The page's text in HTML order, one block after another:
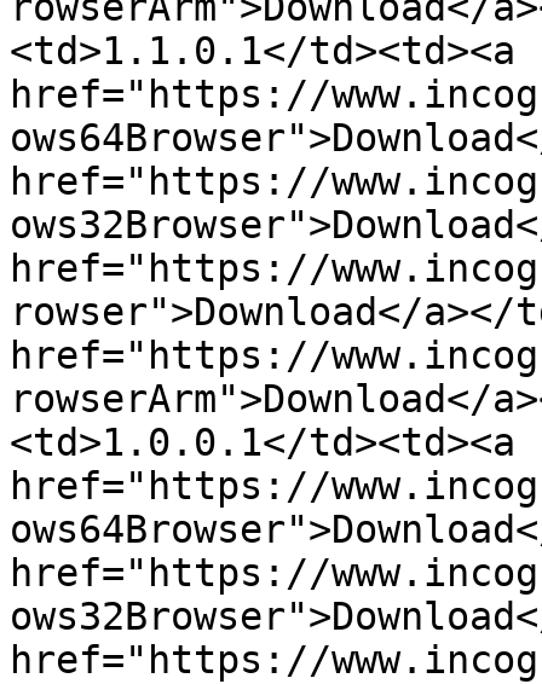
<td>1.1.0.1</td><td><a
href="https://
href="https://
href="https://
rowser">Download</a></
href="https://
<td>1.0.0.1</td><td><a
href="https://
href="https://
href="https://